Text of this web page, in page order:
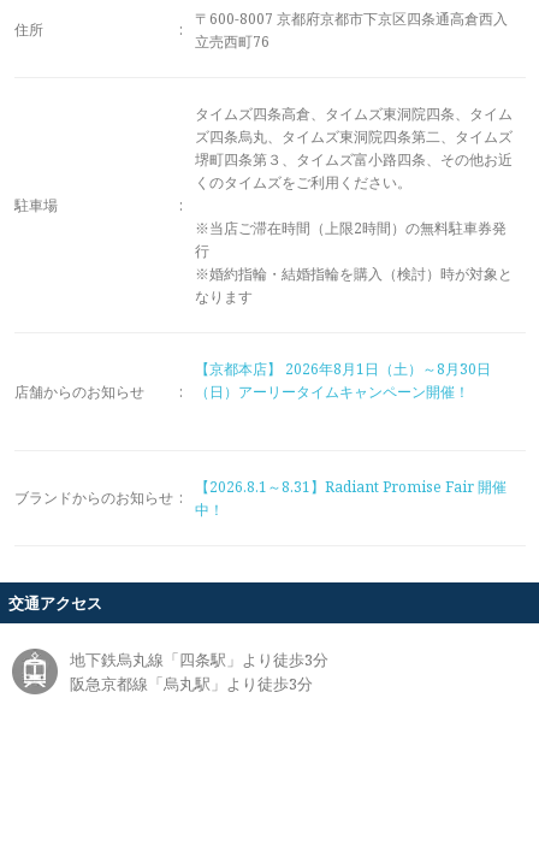
住所 :
〒600-8007 京都府京都市下京区四条通高倉西入
立売西町76
駐車場 :
タイムズ四条高倉、タイムズ東洞院四条、タイム
ズ四条烏丸、タイムズ東洞院四条第二、タイムズ
堺町四条第３、タイムズ富小路四条、その他お近
くのタイムズをご利用ください。
※当店ご滞在時間（上限2時間）の無料駐車券発
行
※婚約指輪・結婚指輪を購入（検討）時が対象と
なります
店舗からのお知らせ :
【京都本店】 2026年8月1日（土）～8月30日
（日）アーリータイムキャンペーン開催！
ブランドからのお知らせ :
【2026.8.1～8.31】Radiant Promise Fair 開催
中！
交通アクセス
地下鉄烏丸線「四条駅」より徒歩3分
阪急京都線「烏丸駅」より徒歩3分